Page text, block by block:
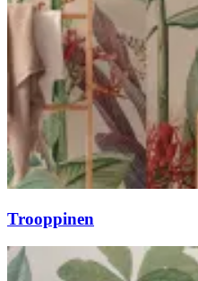
Trooppinen